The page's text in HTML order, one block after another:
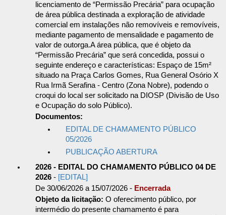
licenciamento de “Permissão Precária” para ocupação
de área pública destinada a exploração de atividade
comercial em instalações não removíveis e removíveis,
mediante pagamento de mensalidade e pagamento de
valor de outorga.A área pública, que é objeto da
“Permissão Precária” que será concedida, possui o
seguinte endereço e características: Espaço de 15m²
situado na Praça Carlos Gomes, Rua General Osório X
Rua Irmã Serafina - Centro (Zona Nobre), podendo o
croqui do local ser solicitado na DIOSP (Divisão de Uso
e Ocupação do solo Público).
Documentos:
EDITAL DE CHAMAMENTO PÚBLICO
05/2026
PUBLICAÇÃO ABERTURA
2026 - EDITAL DO CHAMAMENTO PÚBLICO 04 DE
2026 - [EDITAL]
De 30/06/2026 a 15/07/2026 - Encerrada
Objeto da licitação: O oferecimento público, por
intermédio do presente chamamento é para